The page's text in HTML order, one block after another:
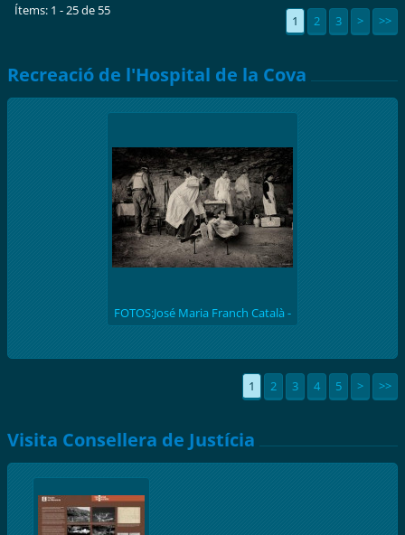
Ítems: 1 - 25 de 55
1 2 3 > >>
Recreació de l'Hospital de la Cova
FOTOS:José Maria Franch Català -
1
2 3 4 5 > >>
Visita Consellera de Justícia